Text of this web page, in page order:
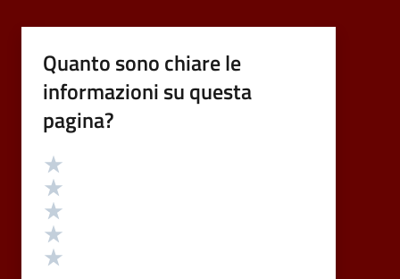
Quanto sono chiare le
informazioni su questa
pagina?
Valutazione